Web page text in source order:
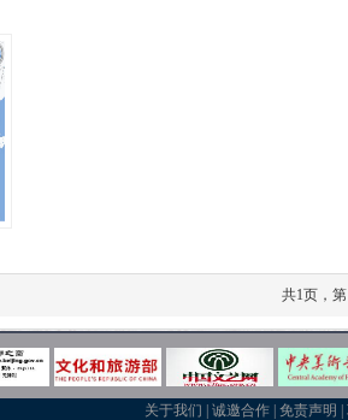
共1页，
关于我们 |诚邀合作 |免责声明 |